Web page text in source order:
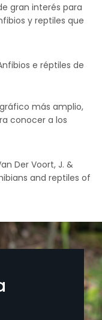
gran interés para
y reptiles que
e réptiles de
más amplio,
conocer a los
Der Voort, J. &
and reptiles of